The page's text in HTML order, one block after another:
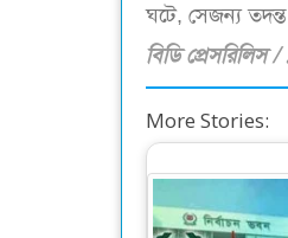
ঘটে, সেজন্য
বিডি
More Stories: